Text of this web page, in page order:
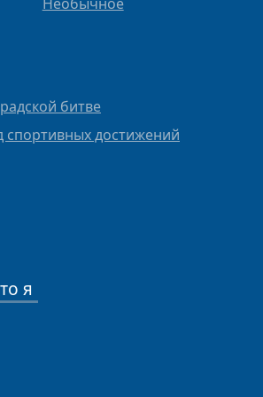
Необычное
битве
спортивных достижений
я